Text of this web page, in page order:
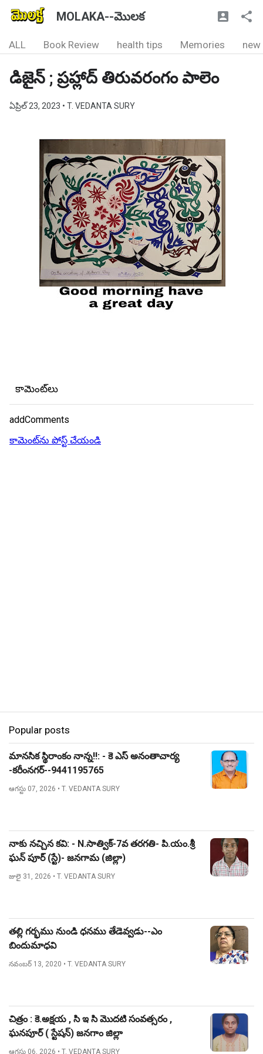
MOLAKA--మొలక
ALL Book Review health tips Memories new
డిజైన్ ; ప్రహ్లాద్ తిరువరంగం పాలెం
ఏప్రిల్ 23, 2023 • T. VEDANTA SURY
కామెంట్‌లు
addComments
కామెంట్‌ను పోస్ట్ చేయండి
Popular posts
మానసిక స్థిరాంకం నాన్న!!: - కె ఎస్ అనంతాచార్య
-కరీంనగర్--9441195765
ఆగస్టు 07, 2026 • T. VEDANTA SURY
నాకు నచ్చిన కవి: - N.సాత్విక్-7వ తరగతి- పి.యం.శ్రీ
ఘన్ పూర్ (స్టే)- జనగామ (జిల్లా)
జులై 31, 2026 • T. VEDANTA SURY
తల్లి గర్భము నుండి ధనము తేడెవ్వడు--ఎం
బిందుమాధవి
నవంబర్ 13, 2020 • T. VEDANTA SURY
చిత్రం : కె.అక్షయ , సి ఇ సి మొదటి సంవత్సరం ,
ఘనపూర్ ( స్టేషన్) జనగాం జిల్లా
ఆగస్టు 06, 2026 • T. VEDANTA SURY